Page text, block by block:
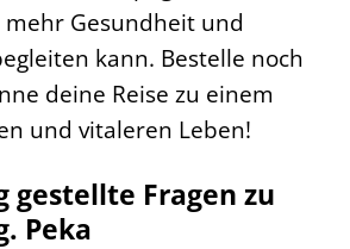
mehr Gesundheit und
kann. Bestelle noch
deine Reise zu einem
und vitaleren Leben!
gestellte Fragen zu
Peka